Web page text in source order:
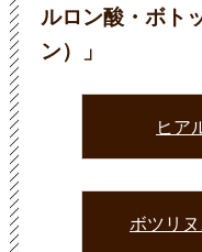
ルロン酸・ボト
ン）」
ヒア
ボツリ